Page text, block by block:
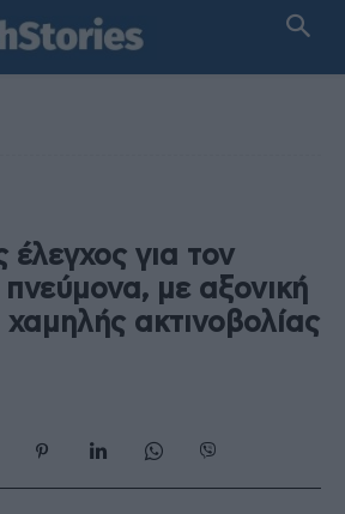
έλεγχος για τον
πνεύμονα, με αξονική
ακτινοβολίας